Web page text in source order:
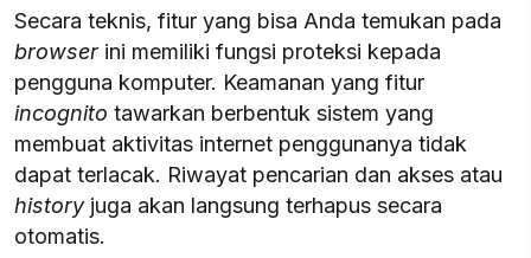
Secara teknis, fitur yang bisa Anda temukan pada
browser ini memiliki fungsi proteksi kepada
pengguna komputer. Keamanan yang fitur
incognito tawarkan berbentuk sistem yang
membuat aktivitas internet penggunanya tidak
dapat terlacak. Riwayat pencarian dan akses atau
history juga akan langsung terhapus secara
otomatis.